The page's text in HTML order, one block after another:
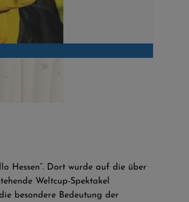
Hessen“. Dort wurde auf die über
Weltcup-Spektakel
besondere Bedeutung der